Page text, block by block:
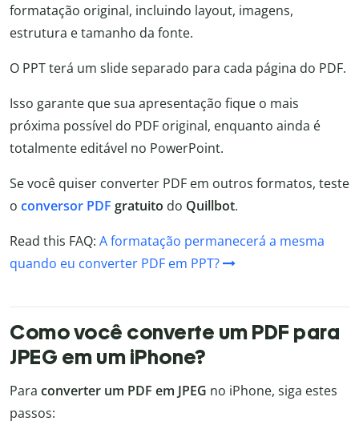
formatação original, incluindo layout, imagens,
estrutura e tamanho da fonte.
O PPT terá um slide separado para cada página do PDF.
Isso garante que sua apresentação fique o mais
próxima possível do PDF original, enquanto ainda é
totalmente editável no PowerPoint.
Se você quiser converter PDF em outros formatos, teste
o conversor PDF gratuito do Quillbot.
Read this FAQ: A formatação permanecerá a mesma
quando eu converter PDF em PPT?
Como você converte um PDF para
JPEG em um iPhone?
Para converter um PDF em JPEG no iPhone, siga estes
passos: